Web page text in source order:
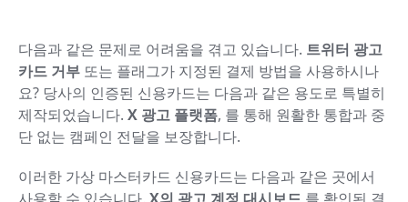
다음과 같은 문제로 어려움을 겪고 있습니다. 트위터 광고
카드 거부 또는 플래그가 지정된 결제 방법을 사용하시나
요? 당사의 인증된 신용카드는 다음과 같은 용도로 특별히
제작되었습니다. X 광고 플랫폼, 를 통해 원활한 통합과 중
단 없는 캠페인 전달을 보장합니다.
이러한 가상 마스터카드 신용카드는 다음과 같은 곳에서